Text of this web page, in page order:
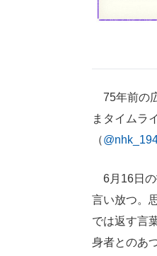
75年前の
まタイムラ
（
6月16日の
言い放つ。
では返す言
身者とのあ